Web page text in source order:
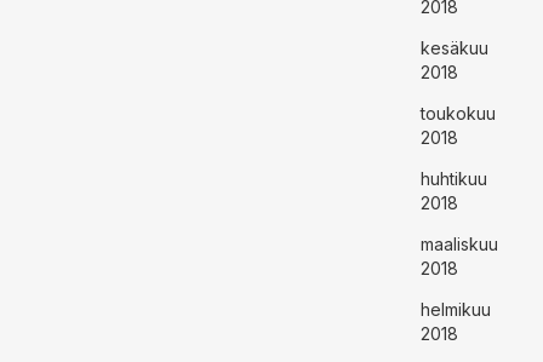
2018
kesäkuu
2018
toukokuu
2018
huhtikuu
2018
maaliskuu
2018
helmikuu
2018